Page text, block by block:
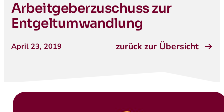
Arbeitgeberzuschuss zur
Entgeltumwandlung
April 23, 2019 zurück zur Übersicht